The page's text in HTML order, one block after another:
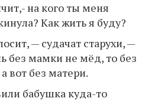
на кого ты меня
Как жить я буду?
— судачат старухи, —
без мамки не мёд, то без
вот без матери.
бабушка куда-то